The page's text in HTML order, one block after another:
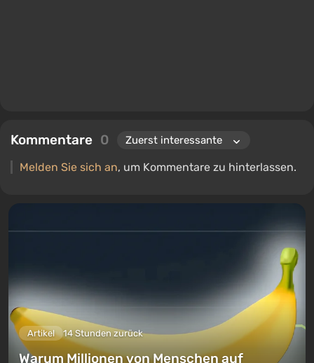
Kommentare 0
Melden Sie sich an, um Kommentare zu hinterlassen.
Artikel 14 Stunden zurück
Warum Millionen von Menschen auf